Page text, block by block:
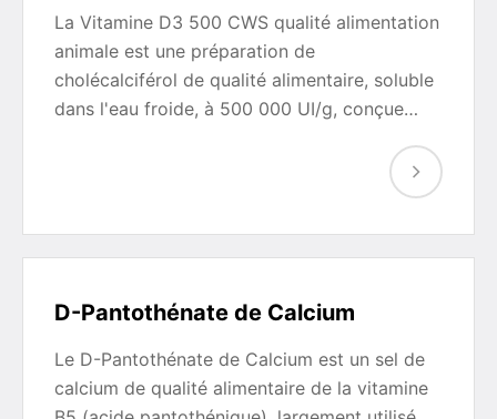
La Vitamine D3 500 CWS qualité alimentation
animale est une préparation de
cholécalciférol de qualité alimentaire, soluble
dans l'eau froide, à 500 000 UI/g, conçue…
D-Pantothénate de Calcium
Le D-Pantothénate de Calcium est un sel de
calcium de qualité alimentaire de la vitamine